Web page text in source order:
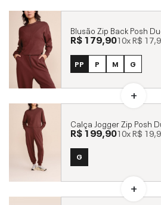
Blusão Zip Back Posh
R$ 179,9010xR$
PP P M G
Calça Jogger Zip Posh
R$ 199,9010xR$
G